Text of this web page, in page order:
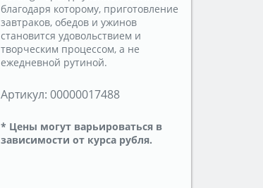
благодаря которому, приготовление
завтраков, обедов и ужинов
становится удовольствием и
творческим процессом, а не
ежедневной рутиной.
Артикул: 00000017488
* Цены могут варьироваться в
зависимости от курса рубля.